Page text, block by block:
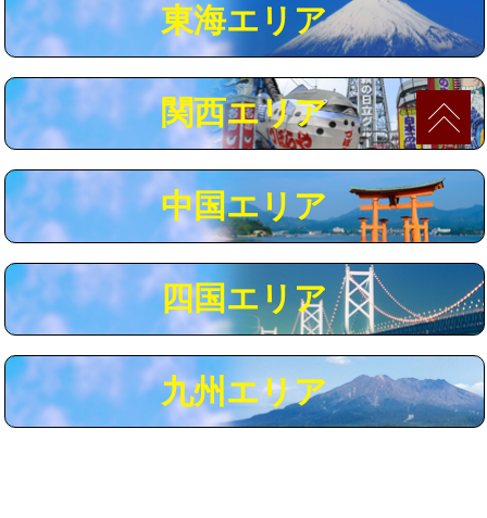
コンクリート斫り（厚さ10㎝まで） 27,500円
コンクリート斫り（厚さ10㎝超え） 38,500円
モルタル補修（厚さ10㎝まで） 27,500円
追加人工 16,500円
※給水管工事は20mmまでの価格です。
東海エリア
関西エリア
中国エリア
四国エリア
九州エリア